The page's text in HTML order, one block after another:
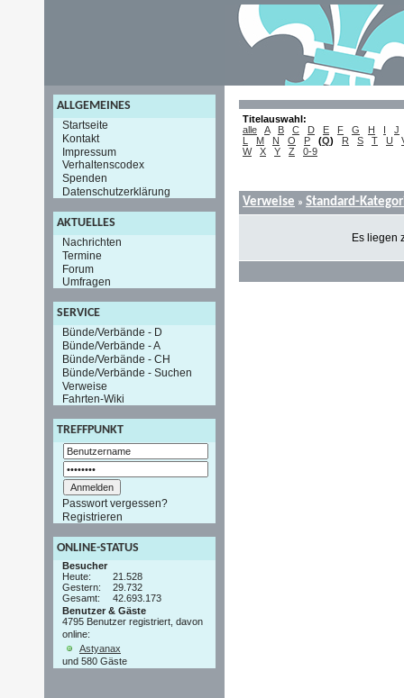
ALLGEMEINES
Startseite
Kontakt
Impressum
Verhaltenscodex
Spenden
Datenschutzerklärung
AKTUELLES
Nachrichten
Termine
Forum
Umfragen
SERVICE
Bünde/Verbände - D
Bünde/Verbände - A
Bünde/Verbände - CH
Bünde/Verbände - Suchen
Verweise
Fahrten-Wiki
TREFFPUNKT
Passwort vergessen?
Registrieren
ONLINE-STATUS
Besucher
Heute:
21.528
Gestern:
29.732
Gesamt:
42.693.173
Benutzer & Gäste
4795 Benutzer registriert, davon
online:
Astyanax
und 580 Gäste
Titelauswahl:
alle
A B C D E F G H I
J
L
M N O P (Q) R S T U
W
X Y Z 0-9
Verweise » Standard-
Es liegen